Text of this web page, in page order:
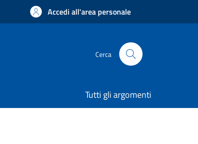
Accedi all'area personale
Cerca
Tutti gli argomenti